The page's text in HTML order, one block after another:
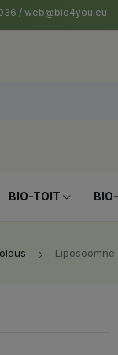
/ web@bio4you.eu
BIO-TOIT